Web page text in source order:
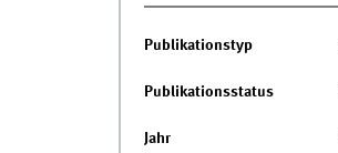
Publikationstyp
Publikationsstatus
Jahr